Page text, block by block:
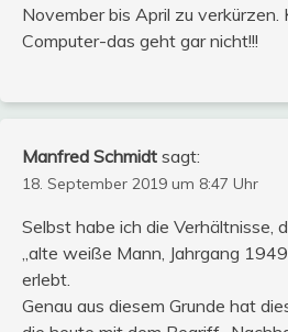
November bis April zu verkürzen.
Computer-das geht gar nicht!!!
Manfred Schmidt sagt:
18. September 2019 um 8:47 Uhr
Selbst habe ich die Verhältnisse,
„alte weiße Mann, Jahrgang
erlebt.
Genau aus diesem Grunde hat